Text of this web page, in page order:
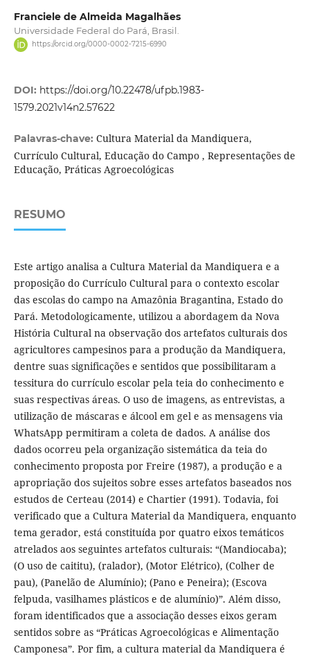
Franciele de Almeida Magalhães
Universidade Federal do Pará, Brasil.
https://orcid.org/0000-0002-7215-6990
DOI: https://doi.org/10.22478/ufpb.1983-
1579.2021v14n2.57622
Palavras-chave: Cultura Material da Mandiquera,
Currículo Cultural, Educação do Campo , Representações de
Educação, Práticas Agroecológicas
RESUMO
Este artigo analisa a Cultura Material da Mandiquera e a
proposição do Currículo Cultural para o contexto escolar
das escolas do campo na Amazônia Bragantina, Estado do
Pará. Metodologicamente, utilizou a abordagem da Nova
História Cultural na observação dos artefatos culturais dos
agricultores campesinos para a produção da Mandiquera,
dentre suas significações e sentidos que possibilitaram a
tessitura do currículo escolar pela teia do conhecimento e
suas respectivas áreas. O uso de imagens, as entrevistas, a
utilização de máscaras e álcool em gel e as mensagens via
WhatsApp permitiram a coleta de dados. A análise dos
dados ocorreu pela organização sistemática da teia do
conhecimento proposta por Freire (1987), a produção e a
apropriação dos sujeitos sobre esses artefatos baseados nos
estudos de Certeau (2014) e Chartier (1991). Todavia, foi
verificado que a Cultura Material da Mandiquera, enquanto
tema gerador, está constituída por quatro eixos temáticos
atrelados aos seguintes artefatos culturais: “(Mandiocaba);
(O uso de caititu), (ralador), (Motor Elétrico), (Colher de
pau), (Panelão de Alumínio); (Pano e Peneira); (Escova
felpuda, vasilhames plásticos e de alumínio)”. Além disso,
foram identificados que a associação desses eixos geram
sentidos sobre as “Práticas Agroecológicas e Alimentação
Camponesa”. Por fim, a cultura material da Mandiquera é